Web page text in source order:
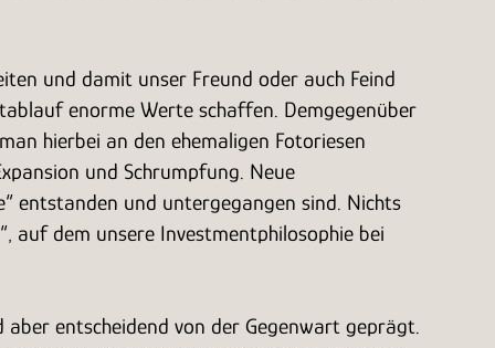
und damit unser Freund oder auch Feind
enorme Werte schaffen. Demgegenüber
hierbei an den ehemaligen Fotoriesen
und Schrumpfung. Neue
entstanden und untergegangen sind. Nichts
auf dem unsere Investmentphilosophie bei
entscheidend von der Gegenwart geprägt.